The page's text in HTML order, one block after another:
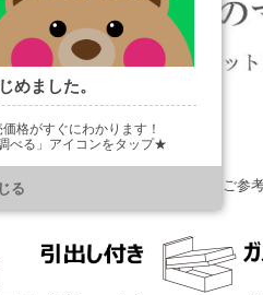
像は他商品のイメージ画像です。
、ガス収納のデザインの違いをご参考
めました。
格がすぐにわかります！
べる」アイコンをタップ★
ti/p/@901ptzjz
る